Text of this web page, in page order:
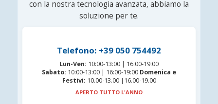
con la nostra tecnologia avanzata, abbiamo la
soluzione per te.
Telefono: +39 050 754492
Lun-Ven: 10:00-13:00 | 16:00-19:00
Sabato: 10:00-13:00 | 16:00-19:00 Domenica e
Festivi: 10.00-13.00 |16.00-19.00
APERTO TUTTO L'ANNO